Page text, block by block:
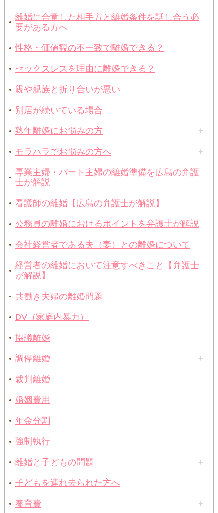
離婚に合意した相手方と離婚条件を話し合う必
要がある方へ
性格・価値観の不一致で離婚できる？
セックスレスを理由に離婚できる？
親や親族と折り合いが悪い
別居が続いている場合
熟年離婚にお悩みの方
モラハラでお悩みの方へ
専業主婦・パート主婦の離婚準備を広島の弁護
士が解説
看護師の離婚【広島の弁護士が解説】
公務員の離婚におけるポイントを弁護士が解説
会社経営者である夫（妻）との離婚について
経営者の離婚において注意すべきこと【弁護士
が解説】
共働き夫婦の離婚問題
DV（家庭内暴力）
協議離婚
調停離婚
裁判離婚
婚姻費用
年金分割
強制執行
離婚と子どもの問題
子どもを連れ去られた方へ
養育費